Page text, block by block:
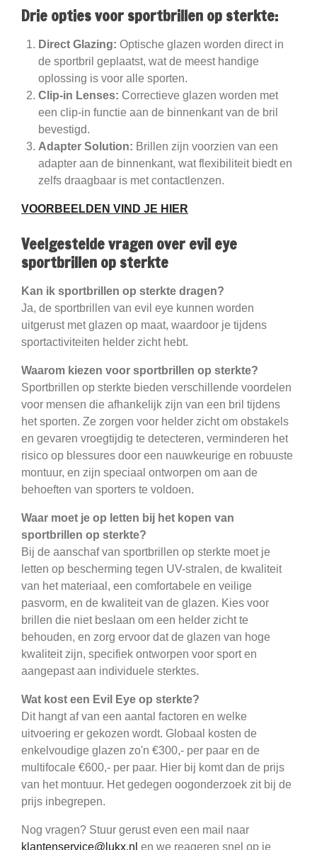
Drie opties voor sportbrillen op sterkte:
Direct Glazing: Optische glazen worden direct in
de sportbril geplaatst, wat de meest handige
oplossing is voor alle sporten.
Clip-in Lenses: Correctieve glazen worden met
een clip-in functie aan de binnenkant van de bril
bevestigd.
Adapter Solution: Brillen zijn voorzien van een
adapter aan de binnenkant, wat flexibiliteit biedt en
zelfs draagbaar is met contactlenzen.
VOORBEELDEN VIND JE HIER
Veelgestelde vragen over evil eye
sportbrillen op sterkte
Kan ik sportbrillen op sterkte dragen?
Ja, de sportbrillen van evil eye kunnen worden
uitgerust met glazen op maat, waardoor je tijdens
sportactiviteiten helder zicht hebt.
Waarom kiezen voor sportbrillen op sterkte?
Sportbrillen op sterkte bieden verschillende voordelen
voor mensen die afhankelijk zijn van een bril tijdens
het sporten. Ze zorgen voor helder zicht om obstakels
en gevaren vroegtijdig te detecteren, verminderen het
risico op blessures door een nauwkeurige en robuuste
montuur, en zijn speciaal ontworpen om aan de
behoeften van sporters te voldoen.
Waar moet je op letten bij het kopen van
sportbrillen op sterkte?
Bij de aanschaf van sportbrillen op sterkte moet je
letten op bescherming tegen UV-stralen, de kwaliteit
van het materiaal, een comfortabele en veilige
pasvorm, en de kwaliteit van de glazen. Kies voor
brillen die niet beslaan om een helder zicht te
behouden, en zorg ervoor dat de glazen van hoge
kwaliteit zijn, specifiek ontworpen voor sport en
aangepast aan individuele sterktes.
Wat kost een Evil Eye op sterkte?
Dit hangt af van een aantal factoren en welke
uitvoering er gekozen wordt. Globaal kosten de
enkelvoudige glazen zo'n €300,- per paar en de
multifocale €600,- per paar. Hier bij komt dan de prijs
van het montuur. Het gedegen oogonderzoek zit bij de
prijs inbegrepen.
Nog vragen? Stuur gerust even een mail naar
klantenservice@lukx.nl en we reageren snel op je